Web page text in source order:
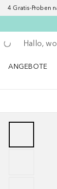
4 Gratis-Proben
Gehe zurück
Suche ausführen
ANGEBOTE